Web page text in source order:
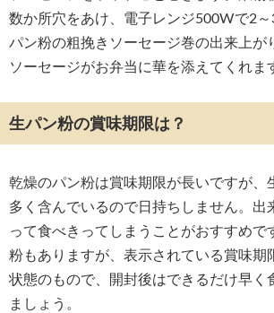
数か所穴をあけ、電子レンジ500Wで2
パン粉の粗挽きソーセージ巻の出来上が
ソーセージがお弁当に華を添えてくれま
生パン粉の賞味期限は？
乾燥のパン粉は賞味期限が長いですが、
多く含んでいるので日持ちしません。出
って食べきってしまうことがおすすめで
粉もありますが、表示されている賞味期
状態のもので、開封後はできるだけ早く
ましょう。